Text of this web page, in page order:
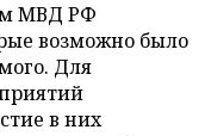
МВД РФ
возможно было
Для
в них